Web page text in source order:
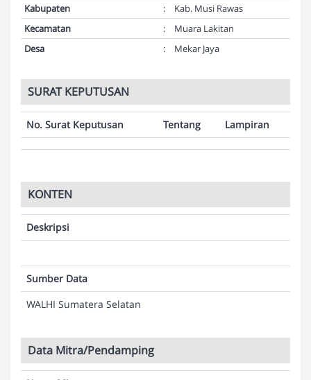
Kabupaten
:
Kab. Musi Rawas
Kecamatan
:
Muara Lakitan
Desa
: Mekar Jaya
SURAT KEPUTUSAN
No. Surat Keputusan Tentang Lampiran
KONTEN
Deskripsi
Sumber Data
WALHI Sumatera Selatan
Data Mitra/Pendamping